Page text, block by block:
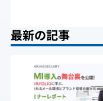
最新の記事